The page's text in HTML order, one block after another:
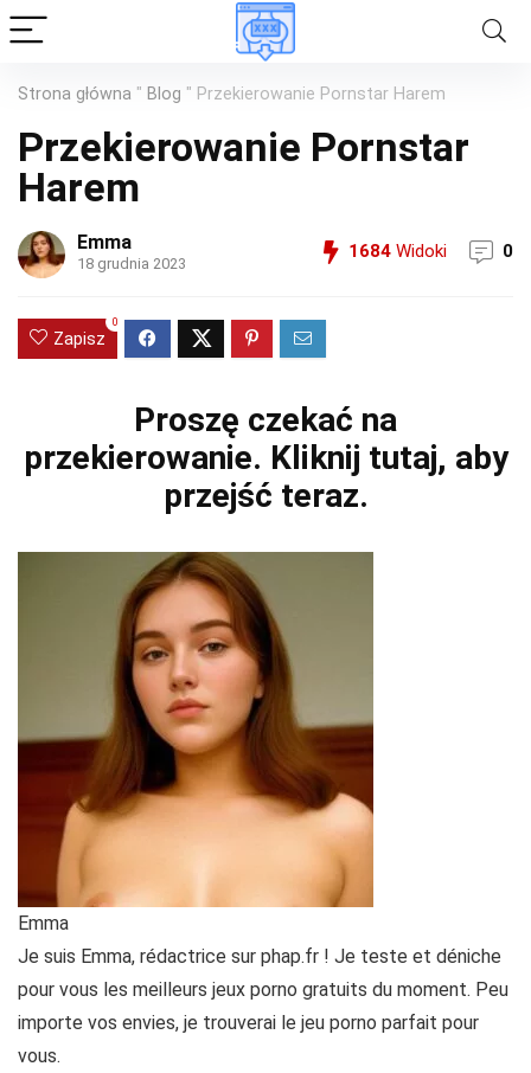
Strona główna " Blog " Przekierowanie Pornstar Harem
Przekierowanie Pornstar
Harem
Emma
18 grudnia 2023
1684 Widoki 0
Zapisz
0
Proszę czekać na
przekierowanie. Kliknij tutaj, aby
przejść teraz.
Emma
Je suis Emma, rédactrice sur phap.fr ! Je teste et déniche
pour vous les meilleurs jeux porno gratuits du moment. Peu
importe vos envies, je trouverai le jeu porno parfait pour
vous.